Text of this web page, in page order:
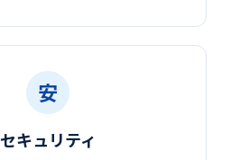
安
セキュリティ